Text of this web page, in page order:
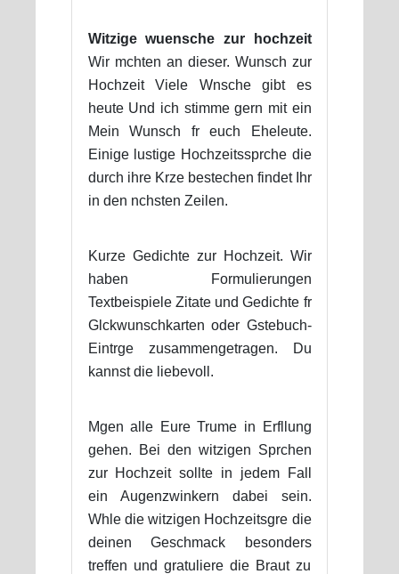
Witzige wuensche zur hochzeit
Wir mchten an dieser. Wunsch zur
Hochzeit Viele Wnsche gibt es
heute Und ich stimme gern mit ein
Mein Wunsch fr euch Eheleute.
Einige lustige Hochzeitssprche die
durch ihre Krze bestechen findet Ihr
in den nchsten Zeilen.
Kurze Gedichte zur Hochzeit. Wir
haben Formulierungen
Textbeispiele Zitate und Gedichte fr
Glckwunschkarten oder Gstebuch-
Eintrge zusammengetragen. Du
kannst die liebevoll.
Mgen alle Eure Trume in Erfllung
gehen. Bei den witzigen Sprchen
zur Hochzeit sollte in jedem Fall
ein Augenzwinkern dabei sein.
Whle die witzigen Hochzeitsgre die
deinen Geschmack besonders
treffen und gratuliere die Braut zu